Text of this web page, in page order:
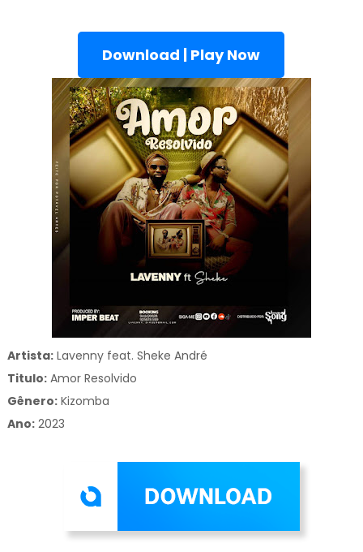
Download | Play Now
Artista:Lavenny feat. Sheke André
Titulo:Amor Resolvido
Gênero: Kizomba
Ano:2023